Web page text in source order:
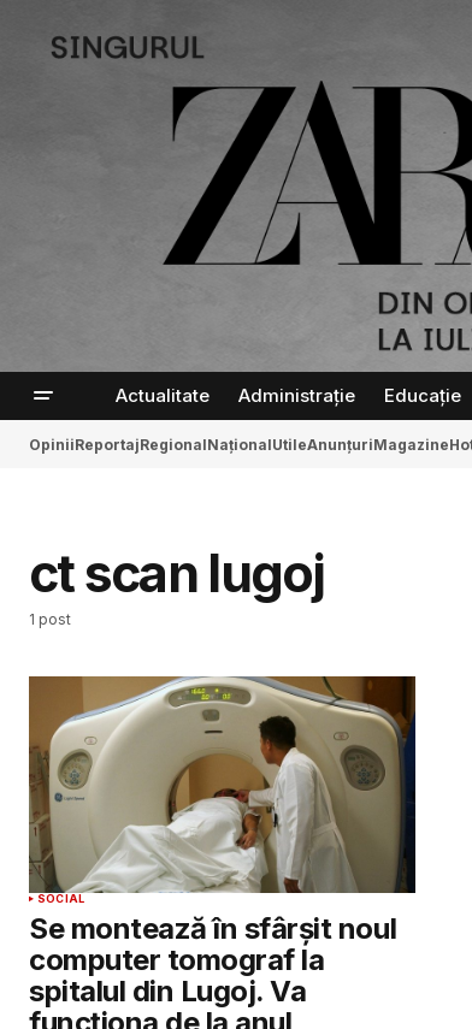
Actualitate Administrație Educație
OpiniiReportajRegionalNaționalUtileAnunțuriMagazine
ct scan lugoj
1 post
SOCIAL
Se montează în sfârșit noul
computer tomograf la
spitalul din Lugoj. Va